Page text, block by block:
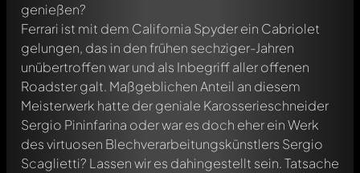
genießen?
Ferrari ist mit dem California Spyder ein Cabriolet
gelungen, das in den frühen sechziger-Jahren
unübertroffen war und als Inbegriff aller offenen
Roadster galt. Maßgeblichen Anteil an diesem
Meisterwerk hatte der geniale Karosserieschneider
Sergio Pininfarina oder war es doch eher ein Werk
des virtuosen Blechverarbeitungskünstlers Sergio
Scaglietti? Lassen wir es dahingestellt sein. Tatsache